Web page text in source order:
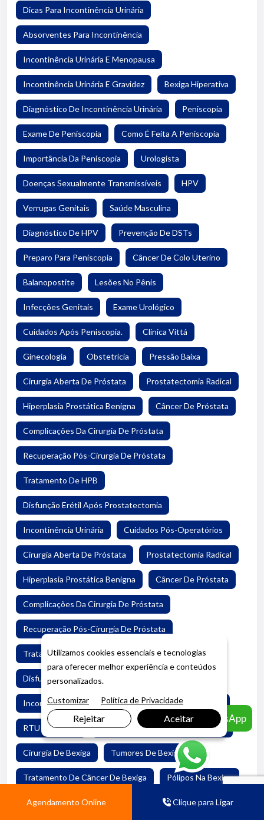
Dicas Para Incontinência Urinária
Absorventes Para Incontinência
Incontinência Urinária E Menopausa
Incontinência Urinária E Gravidez Bexiga Hiperativa
Diagnóstico De Incontinência Urinária Peniscopia
Exame De Peniscopia Como É Feita A Peniscopia
Importância Da Peniscopia Urologista
Doenças Sexualmente Transmissíveis HPV
Verrugas Genitais Saúde Masculina
Diagnóstico De HPV Prevenção De DSTs
Preparo Para Peniscopia Câncer De Colo Uterino
Balanopostite Lesões No Pênis
Infecções Genitais Exame Urológico
Cuidados Após Peniscopia. Clinica Vittá
Ginecologia Obstetrícia Pressão Baixa
Cirurgia Aberta De Próstata Prostatectomia Radical
Hiperplasia Prostática Benigna Câncer De Próstata
Complicações Da Cirurgia De Próstata
Recuperação Pós-Cirurgia De Próstata
Tratamento De HPB
Disfunção Erétil Após Prostatectomia
Incontinência Urinária Cuidados Pós-Operatórios
Cirurgia Aberta De Próstata Prostatectomia Radical
Hiperplasia Prostática Benigna Câncer De Próstata
Complicações Da Cirurgia De Próstata
Recuperação Pós-Cirurgia De Próstata
Tratamento De HPB
Disfunção Erétil Após Prostatectomia
Incontinência Urinária Cuidados Pós-Operatórios
RTU De Bexiga Ressecção Transuretral De Bexiga
Cirurgia De Bexiga Tumores De Bexiga
Tratamento De Câncer De Bexiga Pólipos Na Bexiga
Recuperação Após RTU
Agendamento Online Clique para Ligar
Agendar pelo WhatsApp
Utilizamos cookies essenciais e tecnologias
para oferecer melhor experiência e conteúdos
personalizados.
Customizar
Política de Privacidade
Rejeitar Aceitar